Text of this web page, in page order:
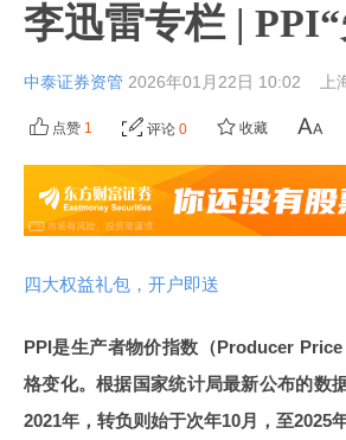
李迅雷专栏 |
中泰证券资管 2026年01月22日 10:02 上
点赞 1 评论 0 收藏
四大权益礼包，开户即送
PPI是生产者物价指数（Producer
格变化。根据国家统计局最新公布的数
2021年，转负则始于次年10月，至2025